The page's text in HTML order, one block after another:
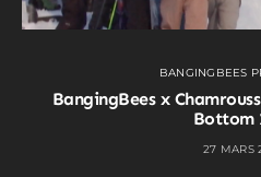
BANGINGBEES
BangingBees x
Bottom
27 MARS